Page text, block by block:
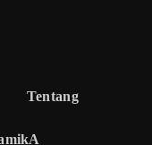
Tentang